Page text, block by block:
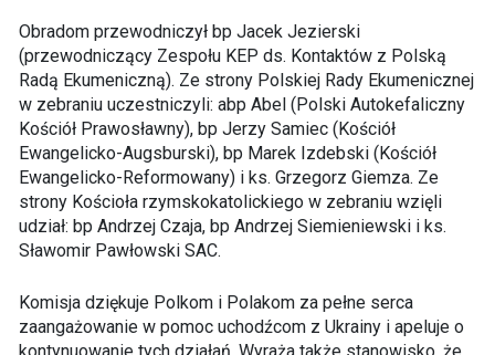
Obradom przewodniczył bp Jacek Jezierski
(przewodniczący Zespołu KEP ds. Kontaktów z Polską
Radą Ekumeniczną). Ze strony Polskiej Rady Ekumenicznej
w zebraniu uczestniczyli: abp Abel (Polski Autokefaliczny
Kościół Prawosławny), bp Jerzy Samiec (Kościół
Ewangelicko-Augsburski), bp Marek Izdebski (Kościół
Ewangelicko-Reformowany) i ks. Grzegorz Giemza. Ze
strony Kościoła rzymskokatolickiego w zebraniu wzięli
udział: bp Andrzej Czaja, bp Andrzej Siemieniewski i ks.
Sławomir Pawłowski SAC.
Komisja dziękuje Polkom i Polakom za pełne serca
zaangażowanie w pomoc uchodźcom z Ukrainy i apeluje o
kontynuowanie tych działań. Wyraża także stanowisko, że